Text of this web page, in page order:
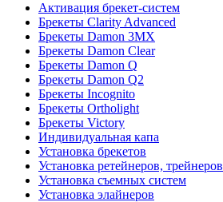
Активация брекет-систем
Брекеты Clarity Advanced
Брекеты Damon 3MX
Брекеты Damon Clear
Брекеты Damon Q
Брекеты Damon Q2
Брекеты Incognito
Брекеты Ortholight
Брекеты Victory
Индивидуальная капа
Установка брекетов
Установка ретейнеров, трейнеров
Установка съемных систем
Установка элайнеров